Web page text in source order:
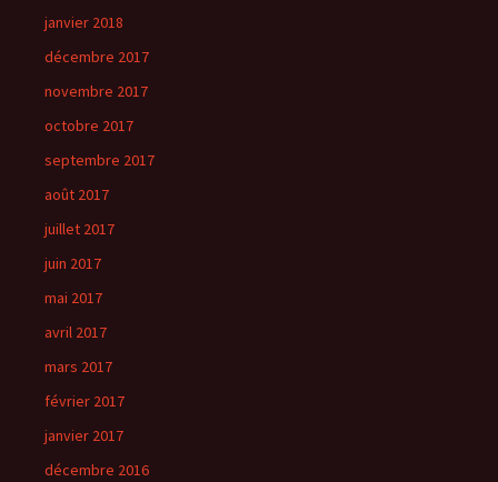
janvier 2018
décembre 2017
novembre 2017
octobre 2017
septembre 2017
août 2017
juillet 2017
juin 2017
mai 2017
avril 2017
mars 2017
février 2017
janvier 2017
décembre 2016